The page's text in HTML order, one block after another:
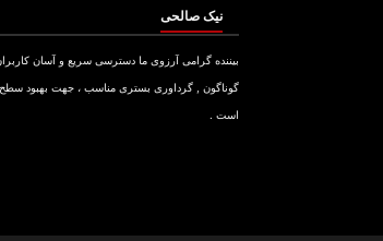
نیک صالحی
بیننده گرامی آرزوی ما دسترسی سریع و آسان
گوناگون , گرداوری بستری مناسب ، جهت بهبود
است .